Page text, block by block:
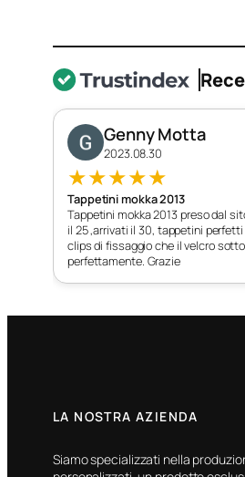
Genny Motta
2023.08.30
★★★★★
Tappetini mokka 2013
Tappetini mokka 2013 preso dal
il 25 ,arrivati il 30, tappetini
clips di fissaggio che il velcro
perfettamente. Grazie
LA NOSTRA AZIENDA
Siamo specializzati nella